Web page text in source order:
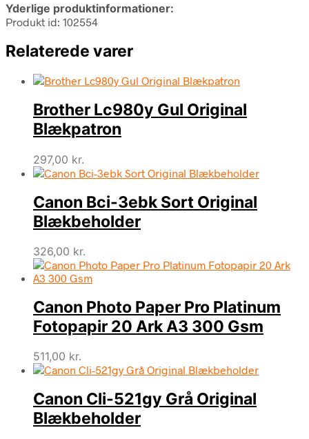
Yderlige produktinformationer:
Produkt id: 102554
Relaterede varer
Brother Lc980y Gul Original
Blækpatron
297,00 kr.
Canon Bci-3ebk Sort Original
Blækbeholder
326,00 kr.
Canon Photo Paper Pro Platinum
Fotopapir 20 Ark A3 300 Gsm
511,00 kr.
Canon Cli-521gy Grå Original
Blækbeholder